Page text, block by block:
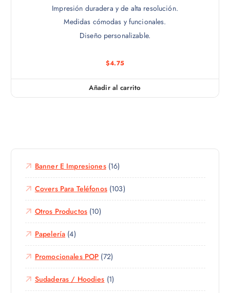
Impresión duradera y de alta resolución.
Medidas cómodas y funcionales.
Diseño personalizable.
$4.75
Añadir al carrito
Banner E Impresiones(16)
Covers Para Teléfonos(103)
Otros Productos(10)
Papelería (4)
Promocionales POP (72)
Sudaderas / Hoodies (1)